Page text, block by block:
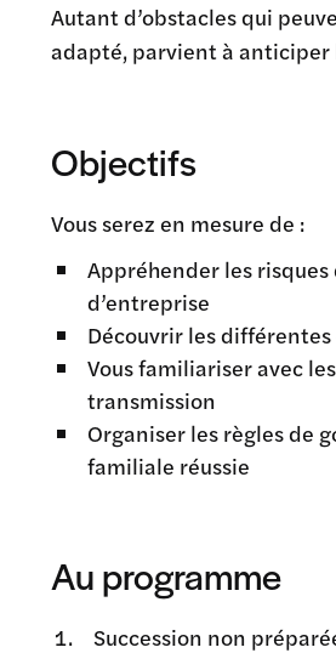
Autant d’obstacles qui
adapté, parvient à
Objectifs
Vous serez en mesure de :
Appréhender les
d’entreprise
Découvrir les
Vous familiariser avec
transmission
Organiser les règles de
familiale réussie
Au programme
Succession non